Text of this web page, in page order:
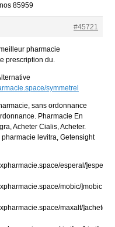
85959
#45721
pharmacie
prescription du.
symmetrel
sans ordonnance
Pharmacie En
Acheter Cialis, Acheter.
levitra, Getensight
esperal/]esperal
mobic/]mobic
maxalt/]acheter